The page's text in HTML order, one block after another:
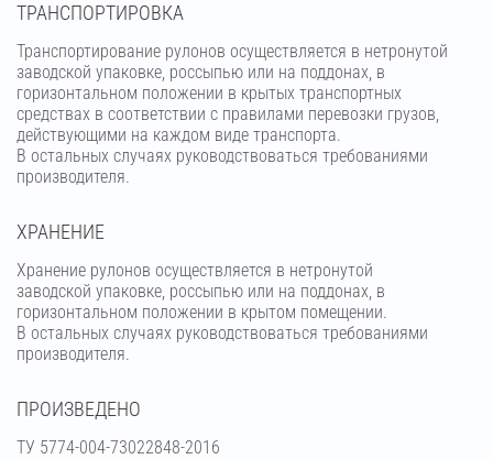
ТРАНСПОРТИРОВКА
Транспортирование рулонов осуществляется в нетронутой
заводской упаковке, россыпью или на поддонах, в
горизонтальном положении в крытых транспортных
средствах в соответствии с правилами перевозки грузов,
действующими на каждом виде транспорта.
В остальных случаях руководствоваться требованиями
производителя.
ХРАНЕНИЕ
Хранение рулонов осуществляется в нетронутой
заводской упаковке, россыпью или на поддонах, в
горизонтальном положении в крытом помещении.
В остальных случаях руководствоваться требованиями
производителя.
ПРОИЗВЕДЕНО
ТУ 5774-004-73022848-2016